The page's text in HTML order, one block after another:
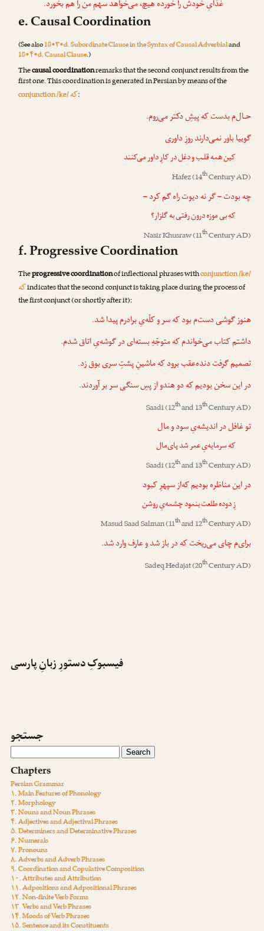
غذایِ خودش را خوردههیچ، می‌خواهد سهمِ من را هم بخورد.
e. Causal Coordination
(See also18•۳•d. Subordinate Clause in the Syntax of Causal Adverbialand
18•۴•d. Causal Clause.)
Thecausal coordinationremarks that the second conjunct results from the
first one. This coordination is generated in Persian by means of the
conjunction /ke/که:
حـال‌م بدستکهپیشِ دکتر می‌روم.
گوییا باور نمی‌دارند روزِ داوری
کین همه قلـب و دغل در کارِ داور می‌کنند
Hafez(14thCentury AD)
چه بودت – گر نه دیوت راه گم کرد –
کهبی موزه درون رفتی به گلزار؟
Nasir Khusraw(11thCentury AD)
f. Progressive Coordination
Theprogressive coordinationof inflectional phrases withconjunction /ke/
کهindicates that the second conjunct is taking place during the process of
the first conjunct (or shortly after it):
هنوز گوشی دست‌م بودکهسر و کلّه‌یِ برادرم پیدا شد.
داشتم کتاب می‌خواندمکهمتوجّهِ بسته‌ای در گوشه‌یِ اتاق شدم.
تصمیم گرفت دنده‌عقب برودکهماشینِ پشتِ سری بوق زد.
در این سخن بودیمکهدو هندو از پسِ سنگی سر بر آوردند.
Saadi(12thand 13thCentury AD)
تو غافل در اندیشه‌یِ سود و مال
کهسرمایه‌یِ عمر شد پای‌مال
Saadi(12thand 13thCentury AD)
در این مناظره بودیمکه‌از سپهرِ کبود
زِ دوده طلعت بنمود چشمه‌یِ روشن
Masud Saad Salman(11thand 12thCentury AD)
برای‌م چای می‌ریختکهدر باز شد و عارف وارد شد.
Sadeq Hedajat(20thCentury AD)
فیسبوکِ دستورِ زبانِ پارسی
جستجو
Chapters
Persian Grammar
۱. Main Features of Phonology
۲. Morphology
۳. Nouns and Noun Phrases
۴. Adjectives and Adjectival Phrases
۵. Determiners and Determinative Phrases
۶. Numerals
۷. Pronouns
۸. Adverbs and Adverb Phrases
۹. Coordination and Copulative Composition
۱۰. Attributes and Attribution
۱۱. Adpositions and Adpositional Phrases
۱۲. Non-finite Verb Forms
۱۳. Verbs and Verb Phrases
۱۴. Moods of Verb Phrases
۱۵. Sentence and its Constituents